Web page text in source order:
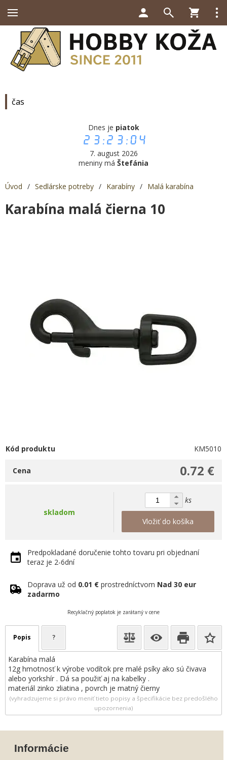
čas
Dnes je piatok
23:23:04
7. august 2026
meniny má Štefánia
Úvod / Sedlárske potreby / Karabíny / Malá karabína
Karabína malá čierna 10
Kód produktu KM5010
0.72 €
Cena
skladom
ks
Vložiť do košíka
Predpokladané doručenie tohto tovaru pri objednaní
teraz je 2-6dní
Doprava už od 0.01 € prostredníctvom Nad 30 eur
zadarmo
Recyklačný poplatok je zarátaný v cene
Popis ?
Karabína malá
12g hmotnosť k výrobe vodítok pre malé psíky ako sú čivava
alebo yorkshír . Dá sa použiť aj na kabelky .
materiál zinko zliatina , povrch je matný čierny
(vyhradzujeme si právo meniť tieto popisy a špecifikácie bez predošlého
upozornenia)
Informácie